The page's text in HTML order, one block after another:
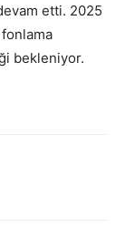
etti. 2025
fonlama
bekleniyor.